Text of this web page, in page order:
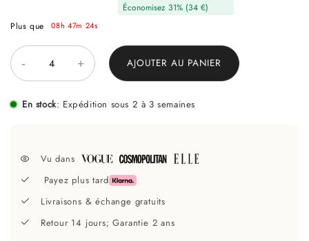
Économisez 31% (34 €)
Plus que
08h 47m 23s
- + AJOUTER AU PANIER
En stock: Expédition sous 2 à 3 semaines
Vu dans
Payez plus tard
Livraisons & échange gratuits
Retour 14 jours; Garantie 2 ans